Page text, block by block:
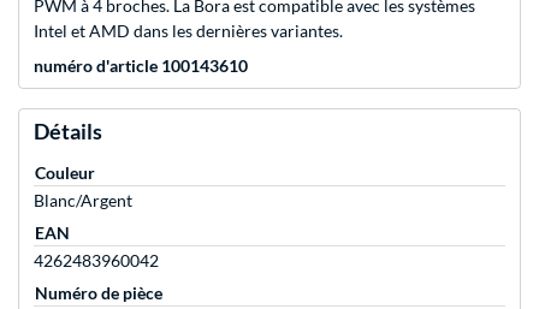
PWM à 4 broches. La Bora est compatible avec les systèmes
Intel et AMD dans les dernières variantes.
numéro d'article 100143610
Détails
Couleur
Blanc/Argent
EAN
4262483960042
Numéro de pièce